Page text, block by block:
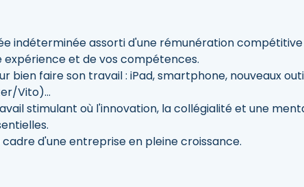
indéterminée assorti d'une rémunération
et de vos compétences.
bien faire son travail : iPad, smartphone, nouveaux
Vito)...
stimulant où l'innovation, la collégialité et une
d'une entreprise en pleine croissance.